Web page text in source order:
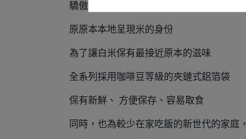
驕傲地寫上米的產地、年份、米莊和米種
原原本本地呈現米的身份
為了讓白米保有最接近原本的滋味
全系列採⽤咖啡豆等級的夾鏈式鋁箔袋
保有新鮮、 ⽅便保存、容易取食
同時，也為較少在家吃飯的新世代的家庭，